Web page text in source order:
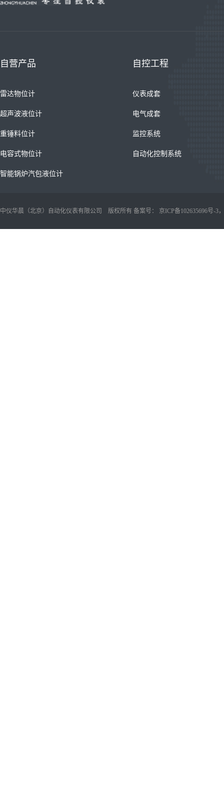
自营产品
雷达物位计
超声波液位计
重锤料位计
电容式物位计
智能锅炉汽包液位计
自控工程
仪表成套
电气成套
监控系统
自动化控制系统
中仪华晨（北京）自动化仪表有限公司 版权所有 备案号： 京ICP备102635696号-3，